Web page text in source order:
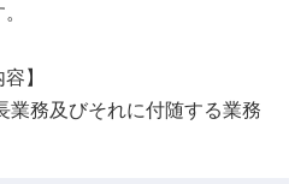
】
業務及びそれに付随する業務